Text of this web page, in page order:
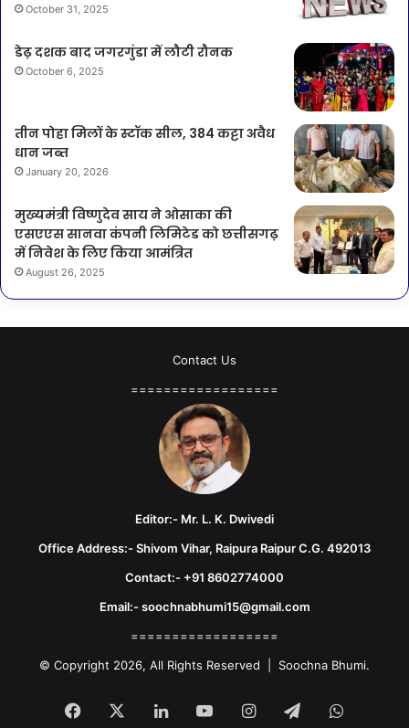
October 31, 2025
डेढ़ दशक बाद जगरगुंडा में लौटी रौनक
October 6, 2025
तीन पोहा मिलों के स्टॉक सील, 384 कट्टा अवैध
धान जब्त
January 20, 2026
मुख्यमंत्री विष्णुदेव साय ने ओसाका की
एसएएस सानवा कंपनी लिमिटेड को छत्तीसगढ़
में निवेश के लिए किया आमंत्रित
August 26, 2025
Contact Us
==================
Editor:- Mr. L. K. Dwivedi
Office Address:- Shivom Vihar, Raipura Raipur C.G. 492013
Contact:- +91 8602774000
Email:- soochnabhumi15@gmail.com
==================
© Copyright 2026, All Rights Reserved | Soochna Bhumi.
Facebook LinkedInYouTubeInstagram
Telegram